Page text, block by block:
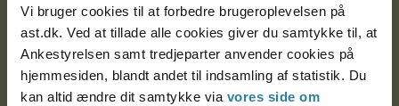
Vi bruger cookies til at forbedre brugeroplevelsen på
ast.dk. Ved at tillade alle cookies giver du samtykke til, at
Ankestyrelsen samt tredjeparter anvender cookies på
hjemmesiden, blandt andet til indsamling af statistik. Du
kan altid ændre dit samtykke via vores side om
Ankestyrelsen Aalborg
Ankestyrelsen København